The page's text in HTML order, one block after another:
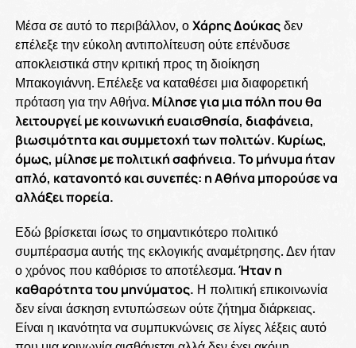
Μέσα σε αυτό το περιβάλλον, οΧάρης Δούκαςδεν
επέλεξε την εύκολη αντιπολίτευση ούτε επένδυσε
αποκλειστικά στην κριτική προς τη διοίκηση
Μπακογιάννη. Επέλεξε να καταθέσει μια διαφορετική
πρόταση για την Αθήνα. Μίλησε για μια πόλη που θα
λειτουργεί με κοινωνική ευαισθησία, διαφάνεια,
βιωσιμότητα και συμμετοχή των πολιτών. Κυρίως,
όμως, μίλησε με πολιτική σαφήνεια. Το μήνυμα ήταν
απλό, κατανοητό και συνεπές: η Αθήνα μπορούσε να
αλλάξει πορεία.
Εδώ βρίσκεται ίσως το σημαντικότερο πολιτικό
συμπέρασμα αυτής της εκλογικής αναμέτρησης. Δεν ήταν
ο χρόνος που καθόρισε το αποτέλεσμα.Ήταν η
καθαρότητα του μηνύματος. Η πολιτική επικοινωνία
δεν είναι άσκηση εντυπώσεων ούτε ζήτημα διάρκειας.
Είναι η ικανότητα να συμπυκνώνεις σε λίγες λέξεις αυτό